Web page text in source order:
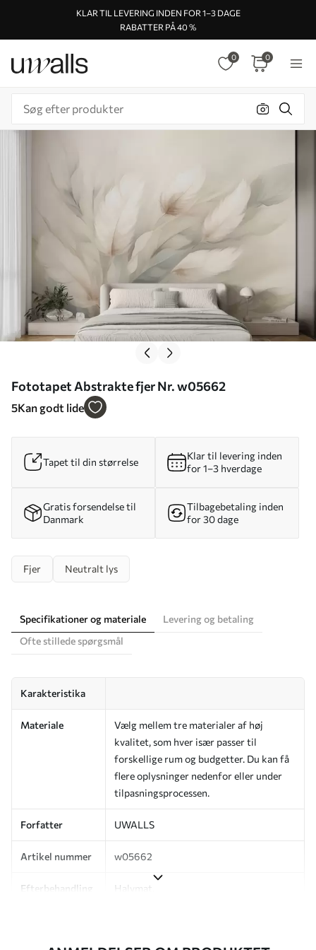
KLAR TIL LEVERING INDEN FOR 1–3 DAGE
RABATTER PÅ 40 %
0 0
Fototapet Abstrakte fjer Nr. w05662
5Kan godt lide
Tapet til din størrelse
Klar til levering inden
for 1–3 hverdage
Gratis forsendelse til
Danmark
Tilbagebetaling inden
for 30 dage
Fjer Neutralt lys
Specifikationer og materiale
Levering og betaling
Ofte stillede spørgsmål
Karakteristika
Materiale
Vælg mellem tre materialer af høj
kvalitet, som hver især passer til
forskellige rum og budgetter. Du kan få
flere oplysninger nedenfor eller under
tilpasningsprocessen.
Forfatter UWALLS
Artikel nummer w05662
Efterbehandling Halvmat.